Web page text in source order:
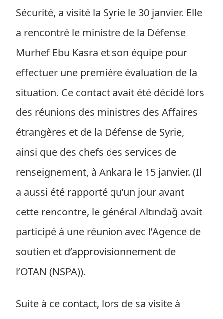
Sécurité, a visité la Syrie le 30 janvier. Elle
a rencontré le ministre de la Défense
Murhef Ebu Kasra et son équipe pour
effectuer une première évaluation de la
situation. Ce contact avait été décidé lors
des réunions des ministres des Affaires
étrangères et de la Défense de Syrie,
ainsi que des chefs des services de
renseignement, à Ankara le 15 janvier. (Il
a aussi été rapporté qu’un jour avant
cette rencontre, le général Altındağ avait
participé à une réunion avec l’Agence de
soutien et d’approvisionnement de
l’OTAN (NSPA)).
Suite à ce contact, lors de sa visite à